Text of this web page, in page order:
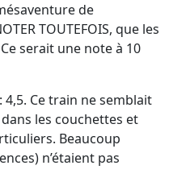
de
TOUTEFOIS, que les
serait une note à 10
4,5. Ce train ne semblait
les couchettes et
Beaucoup
n’étaient pas